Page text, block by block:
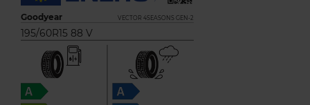
Goodyear VECTOR 4SEASONS GEN-2
195/60R15 88 V